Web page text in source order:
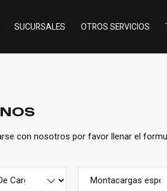
SUCURSALES OTROS SERVICIOS
con nosotros por favor llenar el